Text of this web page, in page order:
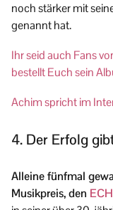
noch stärker mit
genannt hat.
Ihr seid auch Fans
bestellt Euch sein
Achim spricht im
4. Der Erfolg
Alleine fünfmal
Musikpreis, den